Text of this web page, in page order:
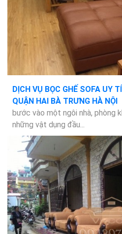
DỊCH VỤ BỌC GHẾ SOFA UY
QUẬN HAI BÀ TRƯNG HÀ NỘI
bước vào một ngôi nhà, phòng
những vật dụng đầu...